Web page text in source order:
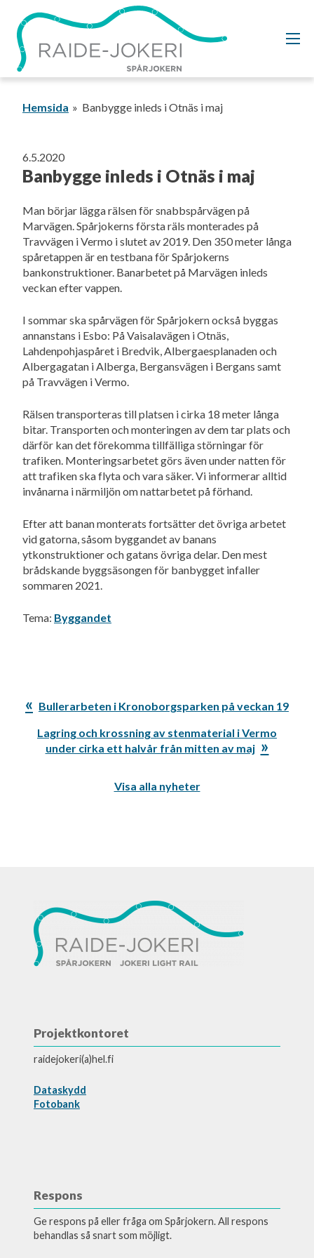
vidare
innehållet
Hemsida Banbygge inleds i Otnäs i maj
6.5.2020
Banbygge inleds i Otnäs i maj
Man börjar lägga rälsen för snabbspårvägen på
Marvägen. Spårjokerns första räls monterades på
Travvägen i Vermo i slutet av 2019. Den 350 meter långa
spåretappen är en testbana för Spårjokerns
bankonstruktioner. Banarbetet på Marvägen inleds
veckan efter vappen.
I sommar ska spårvägen för Spårjokern också byggas
annanstans i Esbo: På Vaisalavägen i Otnäs,
Lahdenpohjaspåret i Bredvik, Albergaesplanaden och
Albergagatan i Alberga, Bergansvägen i Bergans samt
på Travvägen i Vermo.
Rälsen transporteras till platsen i cirka 18 meter långa
bitar. Transporten och monteringen av dem tar plats och
därför kan det förekomma tillfälliga störningar för
trafiken. Monteringsarbetet görs även under natten för
att trafiken ska flyta och vara säker. Vi informerar alltid
invånarna i närmiljön om nattarbetet på förhand.
Efter att banan monterats fortsätter det övriga arbetet
vid gatorna, såsom byggandet av banans
ytkonstruktioner och gatans övriga delar. Den mest
brådskande byggsäsongen för banbygget infaller
sommaren 2021.
Tema: Byggandet
Föregående
Bullerarbeten i Kronoborgsparken på veckan 19
Nästa
inlägg:
Lagring och krossning av stenmaterial i Vermo
under cirka ett halvår från mitten av maj
Visa alla nyheter
Projektkontoret
raidejokeri(a)hel.fi
Dataskydd
Fotobank
Respons
Ge respons på eller fråga om Spårjokern. All respons
behandlas så snart som möjligt.